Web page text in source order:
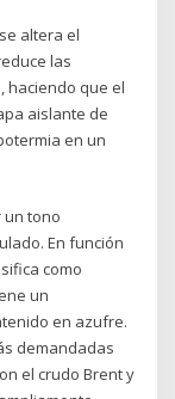
altera el
las
haciendo que el
aislante de
en un
un tono
En función
como
un
en azufre.
demandadas
el crudo Brent y